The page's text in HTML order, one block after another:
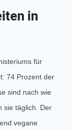
in
für
74 Prozent der
sind nach wie
sie täglich. Der
vegane